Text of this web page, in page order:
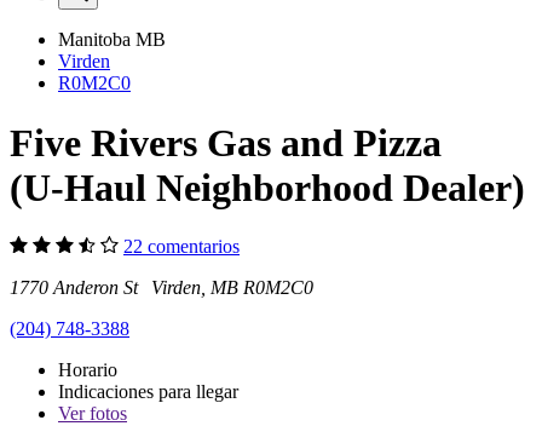
Manitoba MB
Virden
R0M2C0
Five Rivers Gas and Pizza
(U-Haul Neighborhood Dealer)
22 comentarios
1770 Anderon St Virden, MB R0M2C0
(204) 748-3388
Horario
Indicaciones para llegar
Verfotos